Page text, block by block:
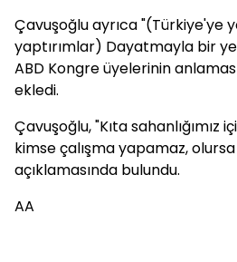
Çavuşoğlu ayrıca "(Türkiye'ye
yaptırımlar) Dayatmayla bir
ABD Kongre üyelerinin
ekledi.
Çavuşoğlu, "Kıta sahanlığımız
kimse çalışma yapamaz,
açıklamasında bulundu.
AA